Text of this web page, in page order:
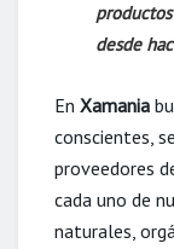
desde
En Xamania
conscientes,
proveedores
cada uno de
naturales,